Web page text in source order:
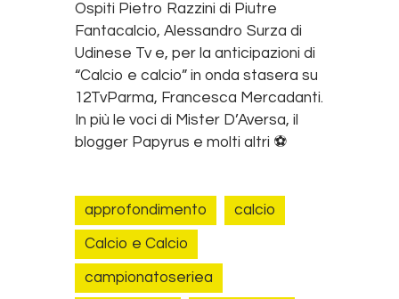
Ospiti Pietro Razzini di Piutre
Fantacalcio, Alessandro Surza di
Udinese Tv e, per la anticipazioni di
“Calcio e calcio” in onda stasera su
12TvParma, Francesca Mercadanti.
In più le voci di Mister D’Aversa, il
blogger Papyrus e molti altri ⚽️
approfondimento calcio
Calcio e Calcio
campionatoseriea